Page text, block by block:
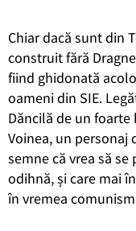
Chiar dacă sunt din
construit fără
fiind ghidonată
oameni din SIE.
Dăncilă de un foarte
Voinea, un personaj
semne că vrea să
odihnă, și care mai
în vremea